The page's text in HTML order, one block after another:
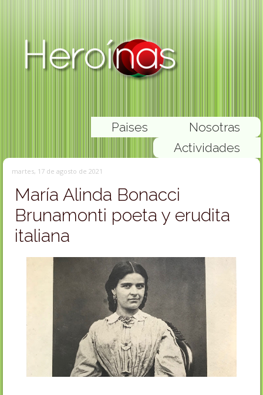
Nosotras
Paises
Actividades
martes, 17 de agosto de 2021
María Alinda Bonacci
Brunamonti poeta y erudita
italiana